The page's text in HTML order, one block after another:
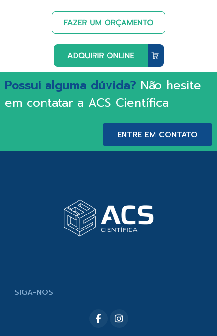
Possui alguma dúvida? Não hesite
em contatar a ACS Científica
ENTRE EM CONTATO
SIGA-NOS